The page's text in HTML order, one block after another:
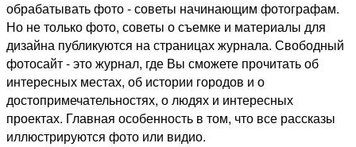
обрабатывать фото - советы начинающим фотографам.
Но не только фото, советы о съемке и материалы для
дизайна публикуются на страницах журнала. Свободный
фотосайт - это журнал, где Вы сможете прочитать об
интересных местах, об истории городов и о
достопримечательностях, о людях и интересных
проектах. Главная особенность в том, что все рассказы
иллюстрируются фото или видио.